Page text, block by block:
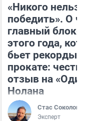
«Никого нельзя
победить». О
главный
этого года,
бьет рекорды в
прокате:
отзыв на
Нолана
Стас Соколов
Эксперт